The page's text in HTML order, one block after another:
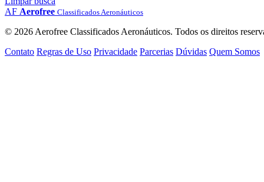
AF Aerofree Classificados Aeronáuticos
© 2026 Aerofree Classificados Aeronáuticos. Todos os direitos
Contato Regras de Uso Privacidade Parcerias Dúvidas Quem Somos